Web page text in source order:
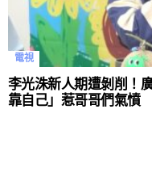
電視
李光洙新人期遭剝削！
靠自己」惹哥哥們氣憤